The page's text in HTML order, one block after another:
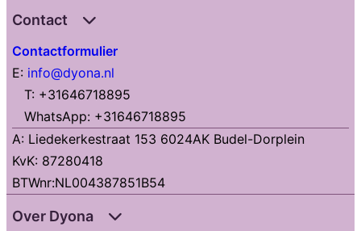
Contact
Contactformulier
E: info@dyona.nl
T: +31646718895
WhatsApp: +31646718895
A: Liedekerkestraat 153 6024AK Budel-Dorplein
KvK: 87280418
BTWnr:NL004387851B54
Over Dyona